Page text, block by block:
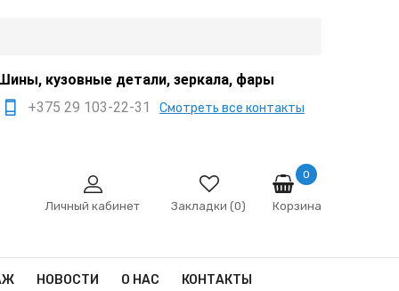
кузовные детали, зеркала, фары
+375 29 103-22-31
Смотреть все контакты
+375 29 666-12-68
sale@ivanko.by
Промышленный,8/5
Личный кабинет Закладки (0) Корзина
0
НОВОСТИ О НАС КОНТАКТЫ